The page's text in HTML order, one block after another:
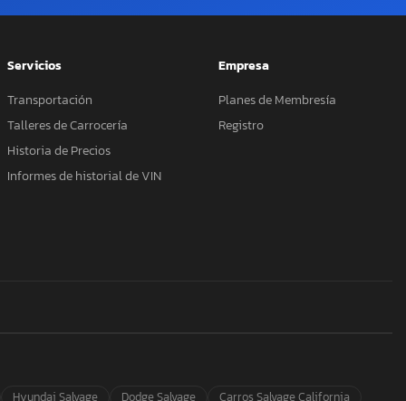
Servicios
Transportación
Talleres de Carrocería
Historia de Precios
Informes de historial de VIN
Empresa
Planes de Membresía
Registro
Hyundai Salvage Dodge Salvage Carros Salvage California